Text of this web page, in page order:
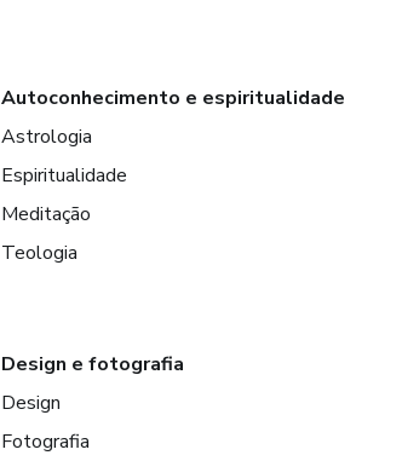
Autoconhecimento e espiritualidade
Astrologia
Espiritualidade
Meditação
Teologia
Design e fotografia
Design
Fotografia